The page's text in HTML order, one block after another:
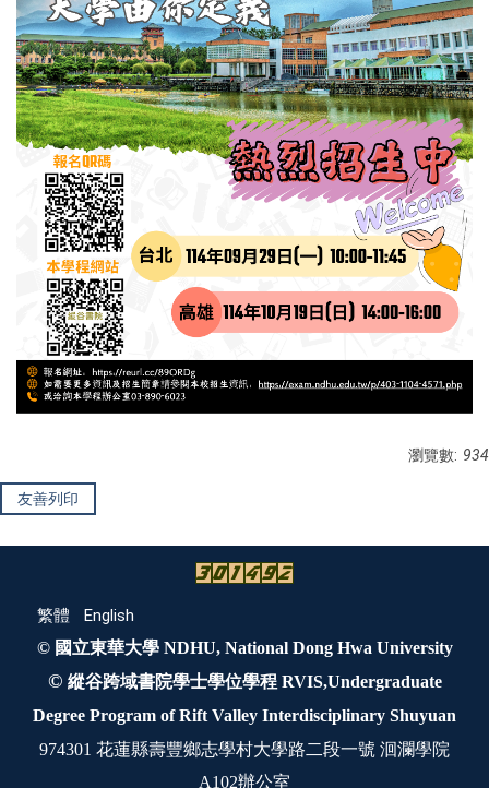
瀏覽數: 934
友善列印
繁體 English
© 國立東華大學 NDHU, National Dong Hwa University
© 縱谷跨域書院學士學位學程 RVIS,Undergraduate
Degree Program of Rift Valley Interdisciplinary Shuyuan
974301 花蓮縣壽豐鄉志學村大學路二段一號 洄瀾學院
A102辦公室